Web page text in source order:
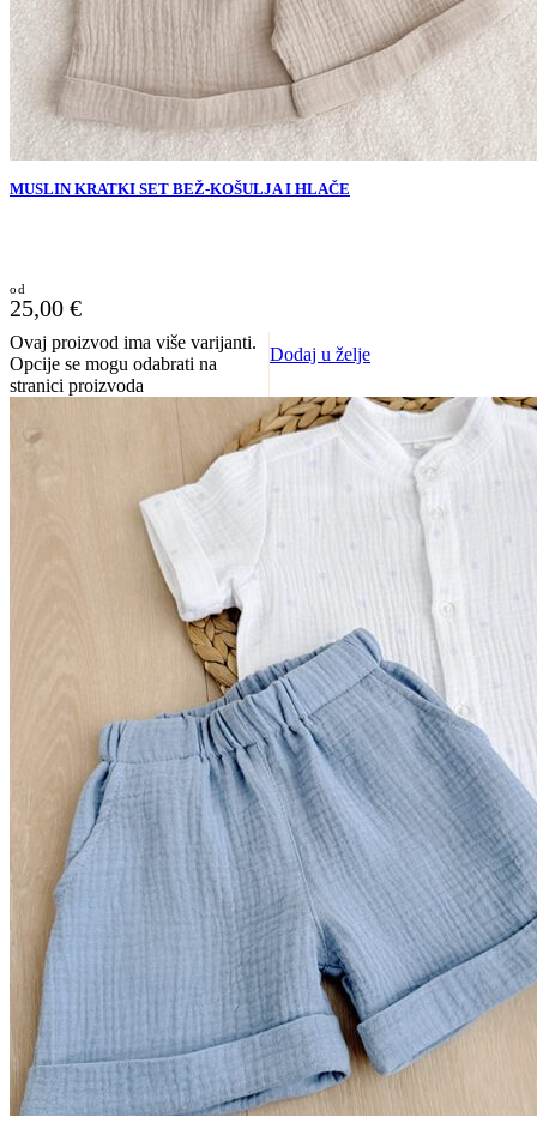
MUSLIN KRATKI SET BEŽ-KOŠULJA I HLAČE
25,00 €
Ovaj proizvod ima više varijanti.
Opcije se mogu odabrati na
stranici proizvoda
Dodaj u želje